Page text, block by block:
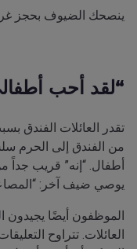
ينصحك الضيوف بحجز
“لقد أحب
تقدر العائلات الفندق
من الفندق إلى الحرم
أطفال. “إنه” قريب جداً
يوصي ضيف آخر:
الموظفون أيضًا يجيدون
العائلات. تتراوح